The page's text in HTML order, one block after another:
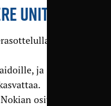
UNITED
ja
osittain